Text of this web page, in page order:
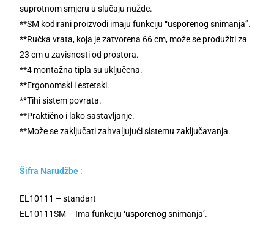
suprotnom smjeru u slučaju nužde.
**SM kodirani proizvodi imaju funkciju “usporenog snimanja”.
**Ručka vrata, koja je zatvorena 66 cm, može se produžiti za
23 cm u zavisnosti od prostora.
**4 montažna tipla su uključena.
**Ergonomski i estetski.
**Tihi sistem povrata.
**Praktično i lako sastavljanje.
**Može se zaključati zahvaljujući sistemu zaključavanja.
Šifra Narudžbe :
EL10111 – standart
EL10111SM – Ima funkciju ‘usporenog snimanja’.